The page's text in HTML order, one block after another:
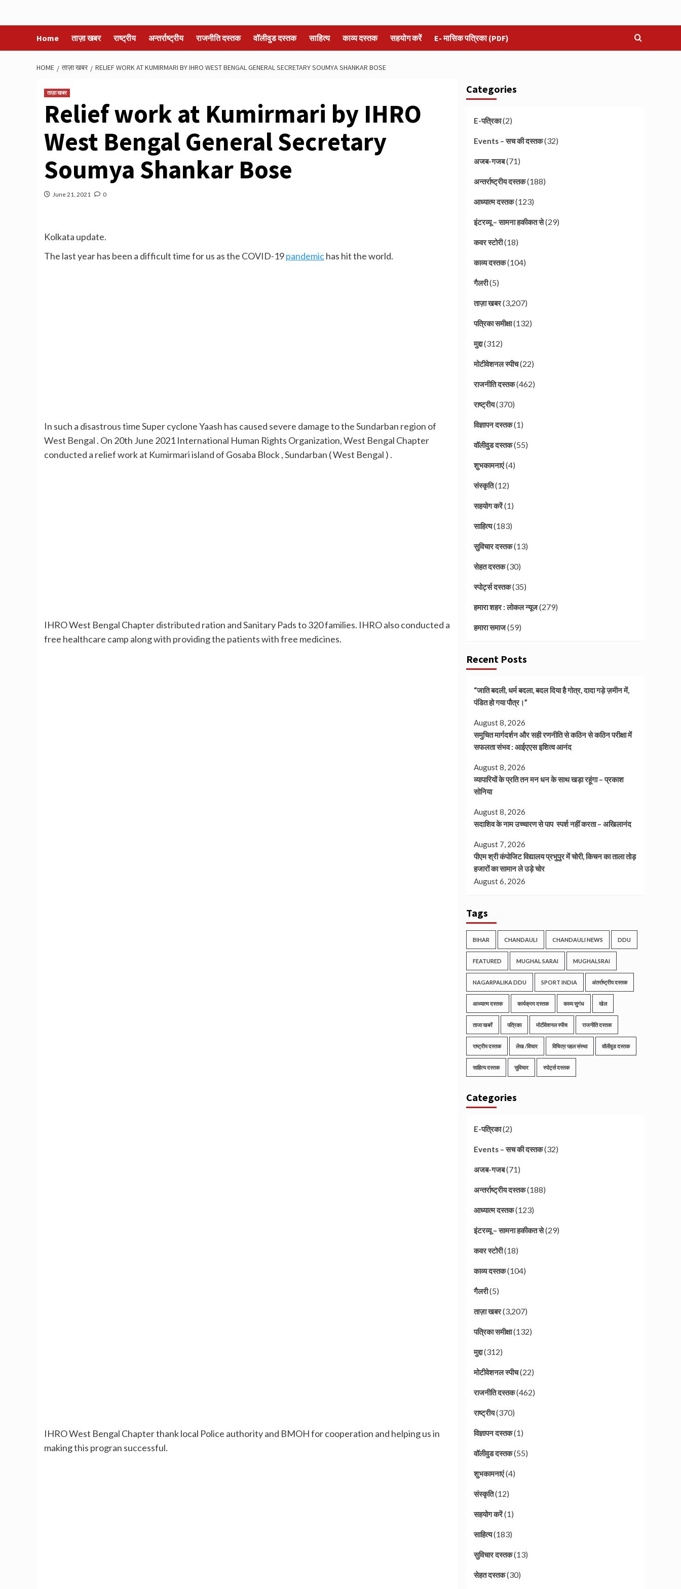
Home ताज़ा खबर राष्ट्रीय अन्तर्राष्ट्रीय राजनीति दस्तक वॉलीवुड दस्तक साहित्य काव्य दस्तक सहयोग करें E- मासिक पत्रिका (PDF)
HOME ताज़ा खबर RELIEF WORK AT KUMIRMARI BY IHRO WEST BENGAL GENERAL SECRETARY SOUMYA SHANKAR BOSE
ताज़ा खबर
Relief work at Kumirmari by IHRO
West Bengal General Secretary
Soumya Shankar Bose
June 21, 2021 0
Kolkata update.
The last year has been a difficult time for us as the COVID-19pandemichas hit the world.
In such a disastrous time Super cyclone Yaash has caused severe damage to the Sundarban region of
West Bengal . On 20th June 2021 International Human Rights Organization, West Bengal Chapter
conducted a relief work at Kumirmari island of Gosaba Block , Sundarban ( West Bengal ) .
IHRO West Bengal Chapter distributed ration and Sanitary Pads to 320 families. IHRO also conducted a
free healthcare camp along with providing the patients with free medicines.
IHRO West Bengal Chapter thank local Police authority and BMOH for cooperation and helping us in
making this progran successful.
Categories
E-पत्रिका(2)
Events – सच की दस्तक(32)
अजब-गजब(71)
अन्तर्राष्ट्रीय दस्तक(188)
आध्यात्म दस्तक(123)
इंटरव्यू – सामना हकीकत से(29)
कवर स्टोरी(18)
काव्य दस्तक(104)
गैलरी(5)
ताज़ा खबर(3,207)
पत्रिका समीक्षा(132)
मुद्दा(312)
मोटीवेशनल स्पीच(22)
राजनीति दस्तक(462)
राष्ट्रीय(370)
विज्ञापन दस्तक(1)
वॉलीवुड दस्तक(55)
शुभकामनाएं(4)
संस्कृति(12)
सहयोग करें(1)
साहित्य(183)
सुविचार दस्तक(13)
सेहत दस्तक(30)
स्पोर्ट्स दस्तक(35)
हमारा शहर : लोकल न्यूज(279)
हमारा समाज(59)
Recent Posts
“जाति बदली, धर्म बदला, बदल दिया है गोत्र, दादा गड़े ज़मीन में,
पंडित हो गया पौत्र।”
August 8, 2026
समुचित मार्गदर्शन और सही रणनीति से कठिन से कठिन परीक्षा में
सफलता संभव : आईएएस इशित्व आनंद
August 8, 2026
व्यापारियों के प्रति तन मन धन के साथ खड़ा रहूंगा – प्रकाश
सोनिया
August 8, 2026
सदाशिव के नाम उच्चारण से पाप स्पर्श नहीं करता – अखिलानंद
August 7, 2026
पीएम श्री कंपोजिट विद्यालय प्रभुपुर में चोरी, किचन का ताला तोड़
हजारों का सामान ले उड़े चोर
August 6, 2026
Tags
BIHAR CHANDAULI CHANDAULI NEWS DDU
FEATURED MUGHAL SARAI MUGHALSRAI
NAGARPALIKA DDU SPORT INDIA अंतर्राष्ट्रीय दस्तक
आध्यात्म दस्तक कार्यक्रम दस्तक काव्य सुगंध खेल
ताजा खबरें पत्रिका मोटीवेशनल स्पीच राजनीति दस्तक
राष्ट्रीय दस्तक लेख /विचार विचित्र पहल संस्था वॉलीवुड दस्तक
साहित्य दस्तक सुविचार स्पोर्ट्स दस्तक
Categories
E-पत्रिका(2)
Events – सच की दस्तक(32)
अजब-गजब(71)
अन्तर्राष्ट्रीय दस्तक(188)
आध्यात्म दस्तक(123)
इंटरव्यू – सामना हकीकत से(29)
कवर स्टोरी(18)
काव्य दस्तक(104)
गैलरी(5)
ताज़ा खबर(3,207)
पत्रिका समीक्षा(132)
मुद्दा(312)
मोटीवेशनल स्पीच(22)
राजनीति दस्तक(462)
राष्ट्रीय(370)
विज्ञापन दस्तक(1)
वॉलीवुड दस्तक(55)
शुभकामनाएं(4)
संस्कृति(12)
सहयोग करें(1)
साहित्य(183)
सुविचार दस्तक(13)
सेहत दस्तक(30)